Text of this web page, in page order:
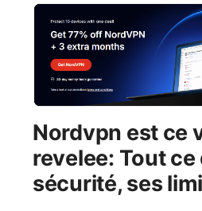
Nordvpn est ce
revelee: Tout
sécurité, ses